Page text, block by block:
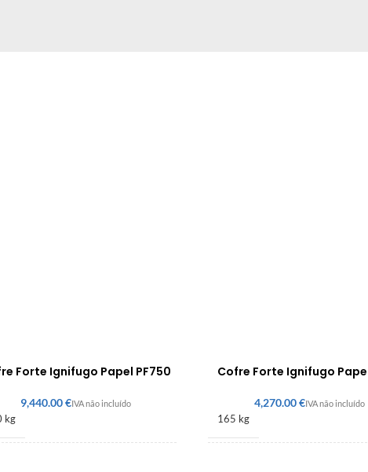
Forte Ignifugo Papel PF750
€
kg
Cofre Forte Ignifugo
€
165 kg